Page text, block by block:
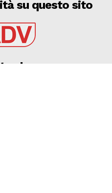
su questo sito
s.r.l.